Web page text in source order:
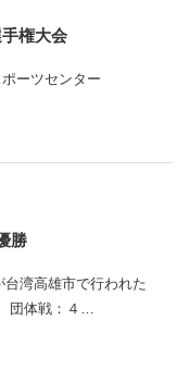
権大会
ーツセンター
勝
湾高雄市で行われた
団体戦：４…